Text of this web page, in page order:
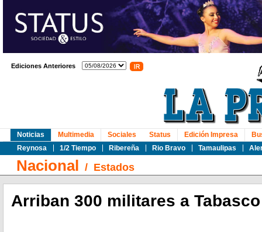
Ediciones Anteriores
Noticias
Reynosa
1/2 Tiempo Ribereña Rio Bravo Tamaulipas
Multimedia Sociales Status Edición Impresa
Nacional / Estados
Arriban 300 militares a